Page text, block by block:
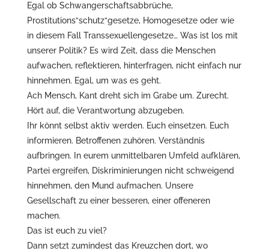
Egal ob Schwangerschaftsabbrüche,
Prostitutions“schutz“gesetze, Homogesetze oder wie
in diesem Fall Transsexuellengesetze… Was ist los mit
unserer Politik? Es wird Zeit, dass die Menschen
aufwachen, reflektieren, hinterfragen, nicht einfach nur
hinnehmen. Egal, um was es geht.
Ach Mensch, Kant dreht sich im Grabe um. Zurecht.
Hört auf, die Verantwortung abzugeben.
Ihr könnt selbst aktiv werden. Euch einsetzen. Euch
informieren. Betroffenen zuhören. Verständnis
aufbringen. In eurem unmittelbaren Umfeld aufklären,
Partei ergreifen, Diskriminierungen nicht schweigend
hinnehmen, den Mund aufmachen. Unsere
Gesellschaft zu einer besseren, einer offeneren
machen.
Das ist euch zu viel?
Dann setzt zumindest das Kreuzchen dort, wo